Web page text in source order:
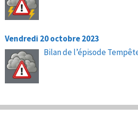
Vendredi 20 octobre 2023
Bilan de l’épisode